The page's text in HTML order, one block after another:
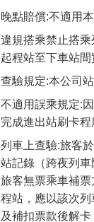
晚點賠償:不適用
違規搭乘禁止搭
起程站至下車站
查驗規定:本公司
不適用誤乘規定:
完成進出站刷卡
列車上查驗:旅客
站記錄（跨夜列
旅客無票乘車補
程站，應以該次
及補扣票款後解